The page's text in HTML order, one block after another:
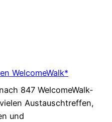
WelcomeWalk*
847 WelcomeWalk-
Austauschtreffen,
und